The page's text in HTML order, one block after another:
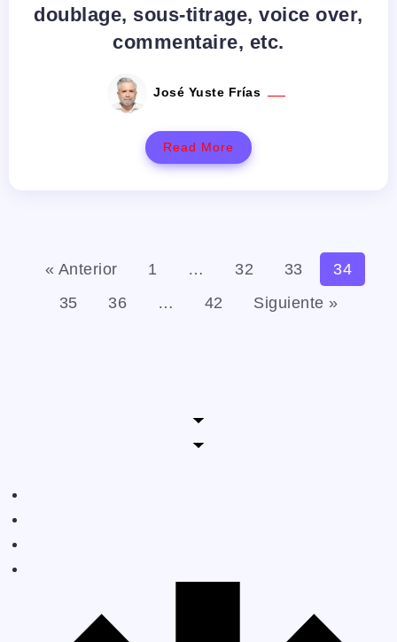
doublage, sous-titrage, voice over,
commentaire, etc.
José Yuste Frías
Read More
« Anterior 1 … 32 33
34
35
36 … 42 Siguiente »